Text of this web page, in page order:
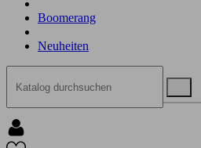
Boomerang
Neuheiten